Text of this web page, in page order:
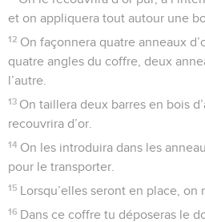
et on appliquera tout autour une
12 On façonnera quatre anneaux
quatre angles du coffre, deux
l’autre.
13 On taillera deux barres en bois
recouvrira d’or.
14 On les introduira dans les
pour le transporter.
15 Lorsqu’elles seront en place, on
16 Dans ce coffre tu déposeras le